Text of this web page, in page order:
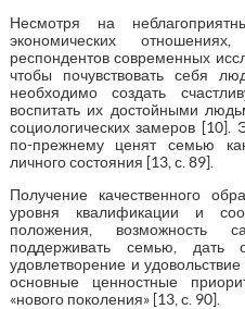
Несмотря на
экономических
респондентов современных
чтобы почувствовать себя
необходимо создать
воспитать их достойными
социологических замеров [10].
по-прежнему ценят семью
личного состояния [13, с. 89].
Получение качественного
уровня квалификации и
положения, возможность
поддерживать семью, дать
удовлетворение и
основные ценностные
«нового поколения» [13, с. 90].